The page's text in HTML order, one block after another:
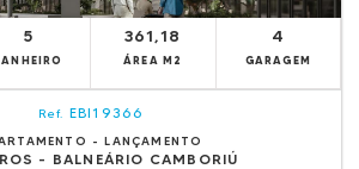
5 361,18
ÁREA M2
4
GARAGEM
Ref. EBI19366
- LANÇAMENTO
- BALNEÁRIO CAMBORIÚ